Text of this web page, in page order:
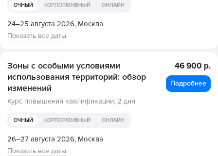
ОЧНЫЙ КОРПОРАТИВНЫЙ ОНЛАЙН
24–25 августа 2026, Москва
Показать все даты
Зоны с особыми условиями
использования территорий: обзор
изменений
Курс повышения квалификации, 2 дня
ОЧНЫЙ КОРПОРАТИВНЫЙ ОНЛАЙН
26–27 августа 2026, Москва
Показать все даты
46 900 р.
Подробнее